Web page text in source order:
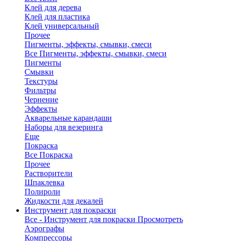
Клей для дерева
Клей для пластика
Клей универсальный
Прочее
Пигменты, эффекты, смывки, смеси
Все Пигменты, эффекты, смывки, смеси
Пигменты
Смывки
Текстуры
Фильтры
Чернение
Эффекты
Акварельные карандаши
Наборы для везеринга
Еще
Покраска
Все Покраска
Прочее
Растворители
Шпаклевка
Полироли
Жидкости для декалей
Инструмент для покраски
Все - Инструмент для покраски Просмотреть
Аэрографы
Компрессоры